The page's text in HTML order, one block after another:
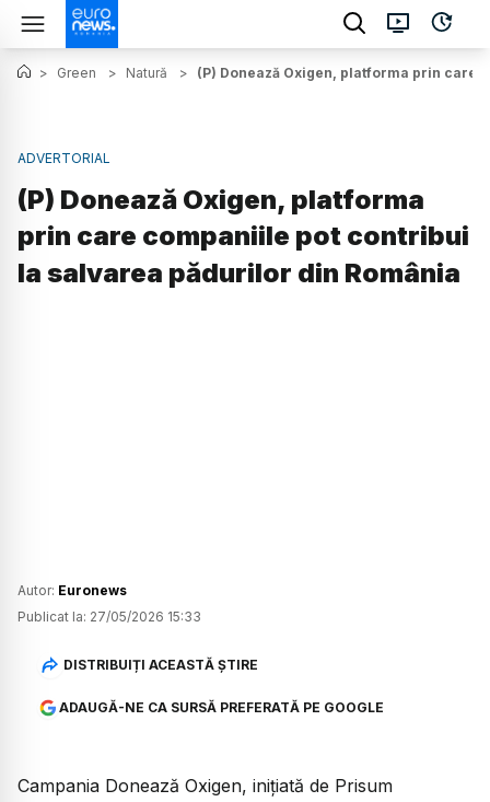
> Green > Natură > (P) Donează Oxigen, platforma prin care
ADVERTORIAL
(P) Donează Oxigen, platforma
prin care companiile pot contribui
la salvarea pădurilor din România
Autor: Euronews
Publicat la: 27/05/2026 15:33
DISTRIBUIȚI ACEASTĂ ȘTIRE
ADAUGĂ-NE CA SURSĂ PREFERATĂ PE GOOGLE
Campania Donează Oxigen, inițiată de Prisum